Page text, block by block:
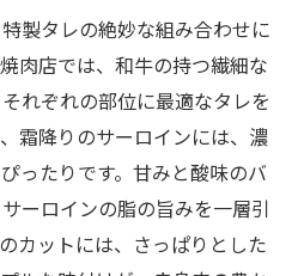
製タレの絶妙な組み合わせに
肉店では、和牛の持つ繊細な
れぞれの部位に最適なタレを
霜降りのサーロインには、濃
ったりです。甘みと酸味のバ
ーロインの脂の旨みを一層引
カットには、さっぱりとした